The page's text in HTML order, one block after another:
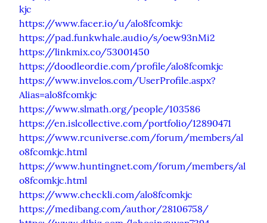
kjc
https://www.facer.io/u/alo8fcomkjc
https://pad.funkwhale.audio/s/oew93nMi2
https://linkmix.co/53001450
https://doodleordie.com/profile/alo8fcomkjc
https://www.invelos.com/UserProfile.aspx?
Alias=alo8fcomkjc
https://www.slmath.org/people/103586
https://en.islcollective.com/portfolio/12890471
https://www.rcuniverse.com/forum/members/al
o8fcomkjc.html
https://www.huntingnet.com/forum/members/al
o8fcomkjc.html
https://www.checkli.com/alo8fcomkjc
https://medibang.com/author/28106758/